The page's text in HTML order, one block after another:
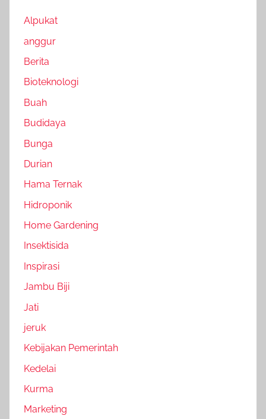
Alpukat
anggur
Berita
Bioteknologi
Buah
Budidaya
Bunga
Durian
Hama Ternak
Hidroponik
Home Gardening
Insektisida
Inspirasi
Jambu Biji
Jati
jeruk
Kebijakan Pemerintah
Kedelai
Kurma
Marketing